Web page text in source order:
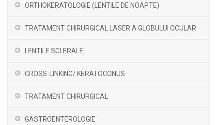
ORTHOKERATOLOGIE (LENTILE DE NOAPTE)
TRATAMENT CHIRURGICAL LASER A GLOBULUI OCULAR
LENTILE SCLERALE
CROSS-LINKING/ KERATOCONUS
TRATAMENT CHIRURGICAL
GASTROENTEROLOGIE